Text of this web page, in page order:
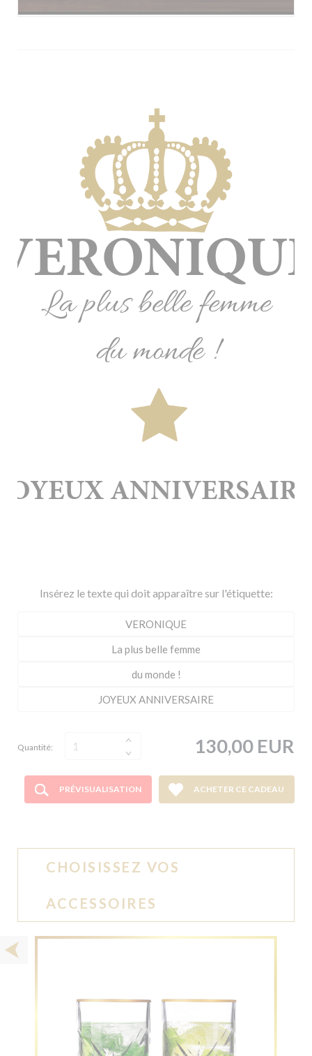
Insérez le texte qui doit apparaître sur l'étiquette:
Quantité: 130,00 EUR
ACHETER CE CADEAU
PRÉVISUALISATION
CHOISISSEZ VOS
ACCESSOIRES